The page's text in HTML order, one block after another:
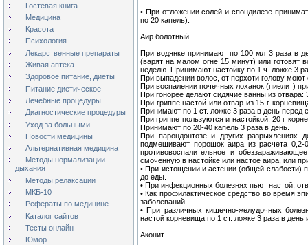
Гостевая книга
Медицина
Красота
Психология
Лекарственные препараты
Живая аптека
Здоровое питание, диеты
Питание диетическое
Лечебные процедуры
Диагностические процедуры
Уход за больными
Новости медицины
Альтернативная медицина
Методы нормализации
дыхания
Методы релаксации
МКБ-10
Рефераты по медицине
Каталог сайтов
Тесты онлайн
Юмор
• При отложении солей и спондилезе
по 20 капель).
Аир болотный
При водянке принимают по 100 мл 3 раза в
(варят на малом огне 15 минут) или готовят
неделю. Принимают настойку по 1 ч. ложке 3
При выпадении волос, от перхоти голову
При воспалении почечных лоханок (пиелит)
При гонорее делают сидячие ванны из отвара:
При гриппе настой или отвар из 15 г
Принимают по 1 ст. ложке 3 раза в день перед
При гриппе пользуются и настойкой: 20 г
Принимают по 20-40 капель 3 раза в день.
При парондонтозе и других
подмешивают порошок аира из расчета
противовоспалительное и
смоченную в настойке или настое аира, или
• При истощении и астении (общей слабости)
до еды.
• При инфекционных болезнях пьют настой,
• Как профилактическое средство во время
заболеваний.
• При различных кишечно-желудочных
настой корневища по 1 ст. ложке 3 раза в
Аконит